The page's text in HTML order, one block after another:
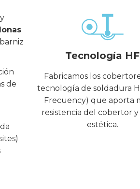
lonas
de
Tecnología HF
Fabricamos los
tecnología de soldadura
Frecuency) que aporta
resistencia del cobertor
estética.